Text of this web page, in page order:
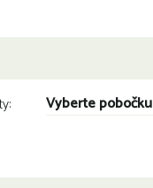
Vyberte pobočku